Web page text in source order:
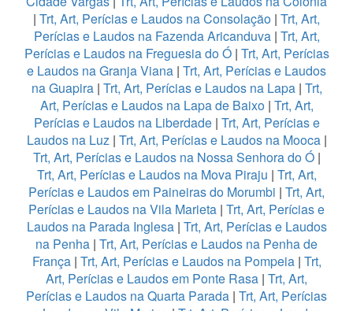
| Trt, Art, Perícias e Laudos na Consolação | Trt, Art,
Perícias e Laudos na Fazenda Aricanduva| Trt, Art,
Perícias e Laudos na Freguesia do Ó| Trt, Art, Perícias
e Laudos na Granja Viana | Trt, Art, Perícias e Laudos
na Guapira| Trt, Art, Perícias e Laudos na Lapa| Trt,
Art, Perícias e Laudos na Lapa de Baixo | Trt, Art,
Perícias e Laudos na Liberdade | Trt, Art, Perícias e
Laudos na Luz| Trt, Art, Perícias e Laudos na Mooca|
Trt, Art, Perícias e Laudos na Nossa Senhora do Ó|
Trt, Art, Perícias e Laudos na Mova Piraju | Trt, Art,
Perícias e Laudos em Paineiras do Morumbi | Trt, Art,
Perícias e Laudos na Vila Marieta | Trt, Art, Perícias e
Laudos na Parada Inglesa | Trt, Art, Perícias e Laudos
na Penha | Trt, Art, Perícias e Laudos na Penha de
França | Trt, Art, Perícias e Laudos na Pompeia| Trt,
Art, Perícias e Laudos em Ponte Rasa | Trt, Art,
Perícias e Laudos na Quarta Parada | Trt, Art, Perícias